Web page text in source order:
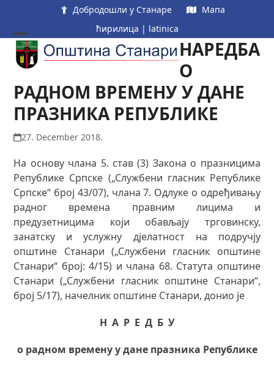
content
Добродошли у Станаре
Мапа
ћирилица | latinica
Open
mobile
menu
Close
mobile
menu
НАРЕДБА
О
РАДНОМ ВРЕМЕНУ У ДАНЕ
ПРАЗНИКА РЕПУБЛИКЕ
27. December 2018.
На основу члана 5. став (3) Закона о празницима
Републике Српске („Службени гласник Републике
Српске“ број 43/07), члана 7. Одлуке о одређивању
радног времена правним лицима и
предузетницима који обављају трговинску,
занатску и услужну дјелатност на подручју
општине Станари („Службени гласник општине
Станари“ број: 4/15) и члана 68. Статута општине
Станари („Службени гласник општине Станари“,
број 5/17), начелник општине Станари, донио је
Н А Р Е Д Б У
о радном времену у дане празника Републике